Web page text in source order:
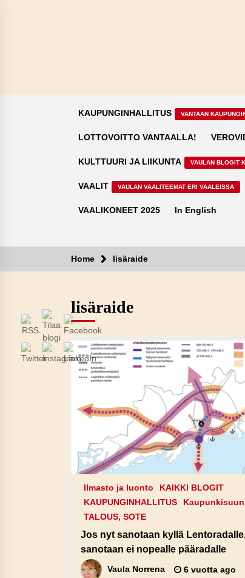
KAUPUNGINHALLITUS VANTAAN
LOTTOVOITTO VANTAALLA!
KULTTUURI JA LIIKUNTA VAULAN BLOGIT
VAALIT VAULAN VAALITEEMAT ERI VAALEISSA
VAALIKONEET 2025 In English
Home lisäraide
lisäraide
Ilmasto ja luonto
KAIKKI BLOGIT
KAUPUNGINHALLITUS
TALOUS, SOTE
Jos nyt sanotaan kyllä
sanotaan ei nopealle pääradalle
Vaula Norrena 6 vuotta ago